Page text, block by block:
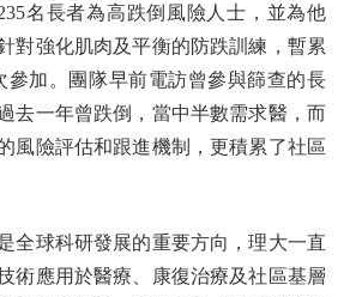
名長者為高跌倒風險人士，並為他
對強化肌肉及平衡的防跌訓練，暫累
參加。團隊早前電訪曾參與篩查的長
去一年曾跌倒，當中半數需求醫，而
風險評估和跟進機制，更積累了社區
球科研發展的重要方向，理大一直
術應用於醫療、康復治療及社區基層